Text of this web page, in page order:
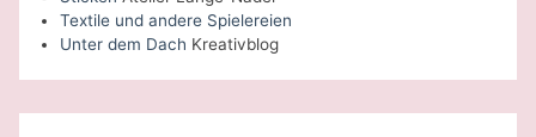
Textile und andere Spielereien
Unter dem Dach Kreativblog